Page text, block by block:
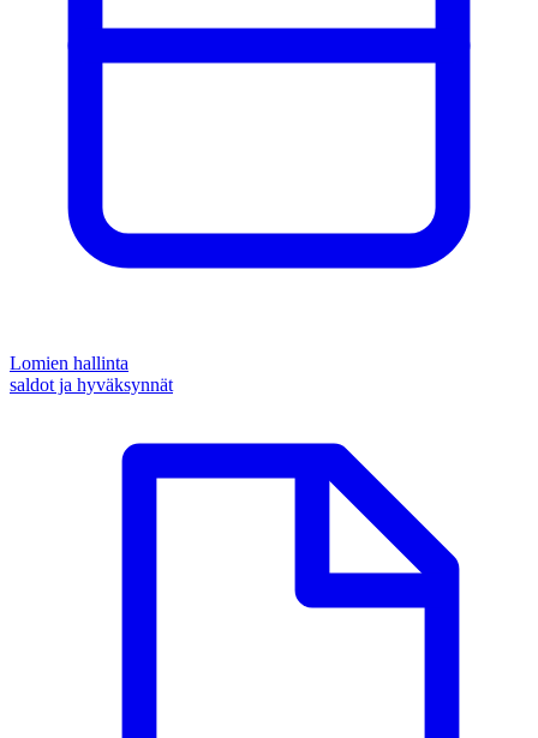
Lomien hallinta
saldot ja hyväksynnät